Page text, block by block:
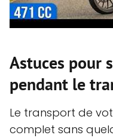
Astuces pour
pendant le
Le transport de
complet sans